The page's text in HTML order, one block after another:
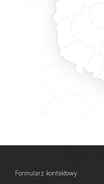
Formularz kontaktowy